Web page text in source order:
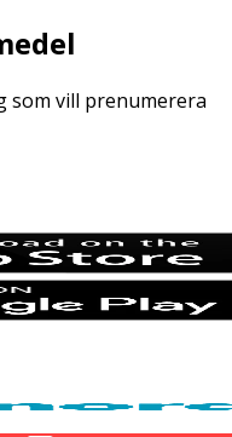
som vill prenumerera